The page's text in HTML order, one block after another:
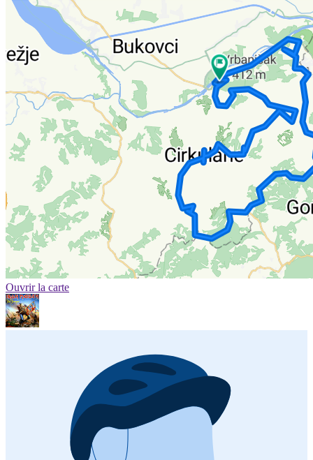
Ouvrir la carte